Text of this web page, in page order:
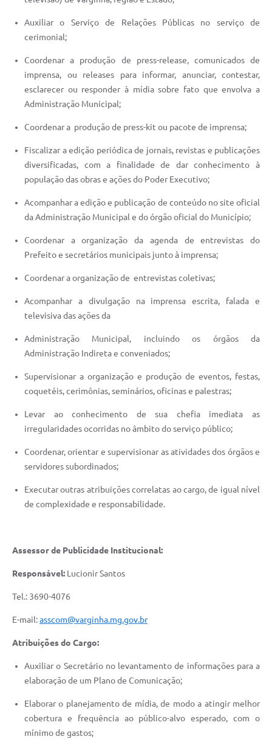
Auxiliar o Serviço de Relações Públicas no serviço de
cerimonial;
Coordenar a produção de press-release, comunicados de
imprensa, ou releases para informar, anunciar, contestar,
esclarecer ou responder à mídia sobre fato que envolva a
Administração Municipal;
Coordenar a produção de press-kit ou pacote de imprensa;
Fiscalizar a edição periódica de jornais, revistas e publicações
diversificadas, com a finalidade de dar conhecimento à
população das obras e ações do Poder Executivo;
Acompanhar a edição e publicação de conteúdo no site oficial
da Administração Municipal e do órgão oficial do Município;
Coordenar a organização da agenda de entrevistas do
Prefeito e secretários municipais junto à imprensa;
Coordenar a organização de entrevistas coletivas;
Acompanhar a divulgação na imprensa escrita, falada e
televisiva das ações da
Administração Municipal, incluindo os órgãos da
Administração Indireta e conveniados;
Supervisionar a organização e produção de eventos, festas,
coquetéis, cerimônias, seminários, oficinas e palestras;
Levar ao conhecimento de sua chefia imediata as
irregularidades ocorridas no âmbito do serviço público;
Coordenar, orientar e supervisionar as atividades dos órgãos e
servidores subordinados;
Executar outras atribuições correlatas ao cargo, de igual nível
de complexidade e responsabilidade.
Assessor de Publicidade Institucional:
Responsável: Lucionir Santos
Tel.: 3690-4076
E-mail:asscom@varginha.mg.gov.br
Atribuições do Cargo:
Auxiliar o Secretário no levantamento de informações para a
elaboração de um Plano de Comunicação;
Elaborar o planejamento de mídia, de modo a atingir melhor
cobertura e frequência ao público-alvo esperado, com o
mínimo de gastos;